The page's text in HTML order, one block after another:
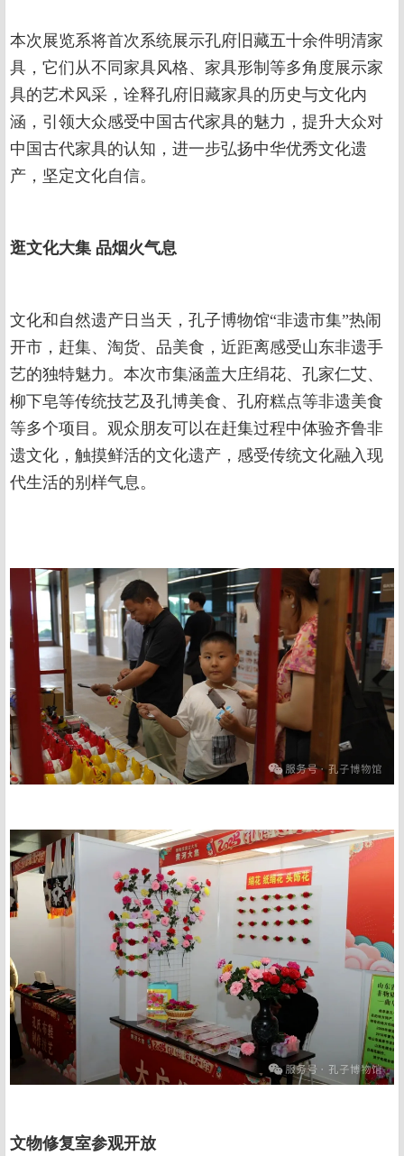
本次展览系将首次系统展示孔府旧藏五十余件明清家
具，它们从不同家具风格、家具形制等多角度展示家
具的艺术风采，诠释孔府旧藏家具的历史与文化内
涵，引领大众感受中国古代家具的魅力，提升大众对
中国古代家具的认知，进一步弘扬中华优秀文化遗
产，坚定文化自信。
逛文化大集 品烟火气息
文化和自然遗产日当天，孔子博物馆“非遗市集”热闹
开市，赶集、淘货、品美食，近距离感受山东非遗手
艺的独特魅力。本次市集涵盖大庄绢花、孔家仁艾、
柳下皂等传统技艺及孔博美食、孔府糕点等非遗美食
等多个项目。观众朋友可以在赶集过程中体验齐鲁非
遗文化，触摸鲜活的文化遗产，感受传统文化融入现
代生活的别样气息。
文物修复室参观开放